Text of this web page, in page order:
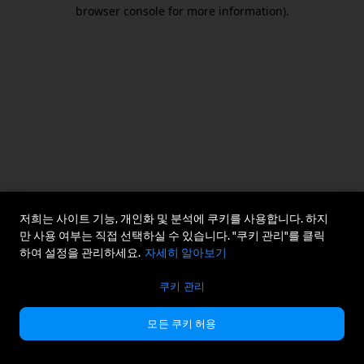
browser console for more information).
저희는 사이트 기능, 개인화 및 분석에 쿠키를 사용합니다. 하지
만 사용 여부는 직접 선택하실 수 있습니다. "쿠키 관리"를 클릭
하여 설정을 관리하세요. 자세히 알아보기
쿠키 관리
모든 쿠키 허용